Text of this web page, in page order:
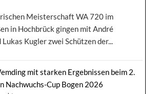
Meisterschaft WA 720 im
in Hochbrück gingen mit André
Kugler zwei Schützen der...
mit starken Ergebnissen beim 2.
Nachwuchs-Cup Bogen 2026